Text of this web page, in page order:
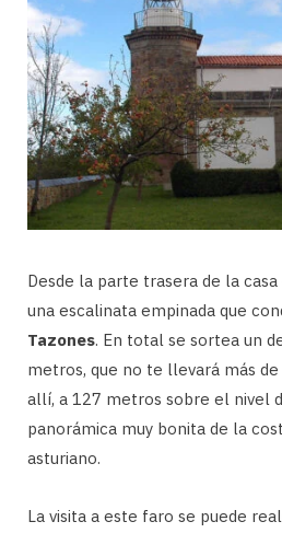
Desde la parte trasera de la
una escalinata empinada que
Tazones. En total se sortea un
metros, que no te llevará más
allí, a 127 metros sobre el nivel
panorámica muy bonita de la
asturiano.
La visita a este faro se puede